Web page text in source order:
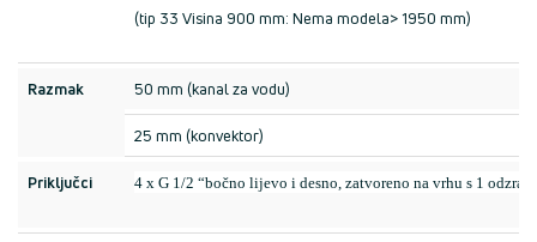
(tip 33 Visina 900 mm: Nema modela> 1950 mm)
Razmak 50 mm (kanal za vodu)
25 mm (konvektor)
Priključci 4 x G 1/2 “bočno lijevo i desno, zatvoreno na vrhu s 1